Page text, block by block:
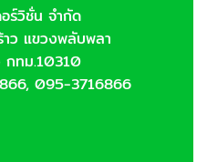
on
page
ร์วิชั่น จำกัด
ว แขวงพลับพลา
กทม.10310
095-3716866